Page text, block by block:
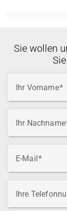
Sie wollen
Ihr Vorname
Ihr Nachname
E-Mail
Ihre